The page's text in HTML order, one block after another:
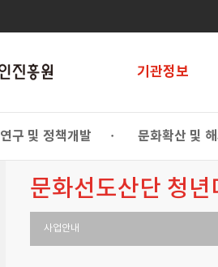
기관정보
연구 및 정책개발 • 문화확산 및
문화선도산단 청
사업안내